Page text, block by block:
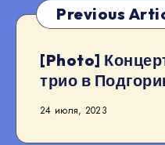
Previous
[Photo]
трио в
24 июля, 2023